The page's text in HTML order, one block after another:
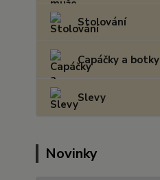
Stolování
Capáčky a botky
Slevy
Novinky